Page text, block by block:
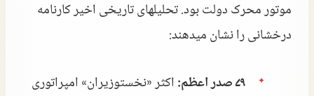
موتور محرک دولت بود. تحلیلهای تاریخی اخیر کارنامه
درخشانی را نشان میدهند:
۷۹ صدر اعظم:
اکثر «نخستوزیران» امپراتوری